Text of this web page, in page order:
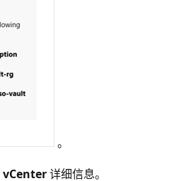
。
vCenter详细信息。